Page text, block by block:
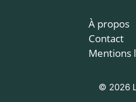
À propos
Contact
Mentions
© 2026